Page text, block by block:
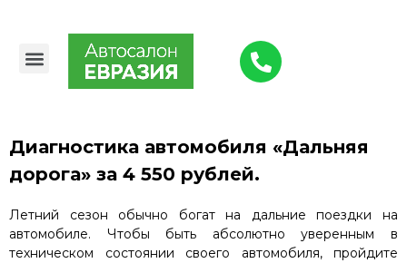
Диагностика автомобиля «Дальняя
дорога» за 4 550 рублей.
Летний сезон обычно богат на дальние поездки на
автомобиле. Чтобы быть абсолютно уверенным в
техническом состоянии своего автомобиля, пройдите